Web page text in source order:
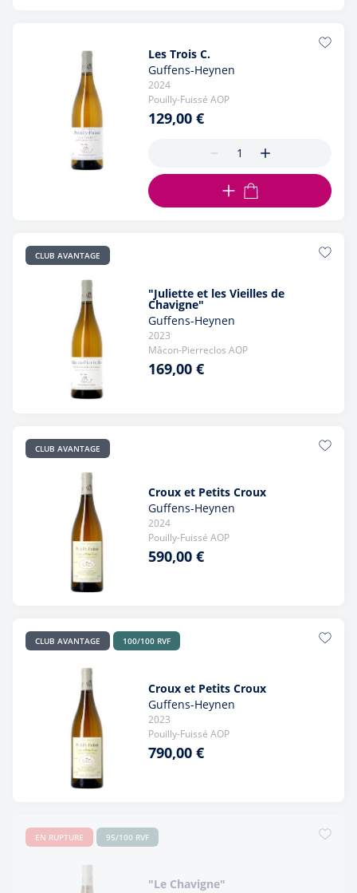
Les Trois C.
Guffens-Heynen
2024
Pouilly-Fuissé AOP
129,00 €
AJOUTER AU PANIER
CLUB AVANTAGE
"Juliette et les Vieilles de
Chavigne"
Guffens-Heynen
2023
Mâcon-Pierreclos AOP
169,00 €
CLUB AVANTAGE
Croux et Petits Croux
Guffens-Heynen
2024
Pouilly-Fuissé AOP
590,00 €
CLUB AVANTAGE 100/100 RVF
Croux et Petits Croux
Guffens-Heynen
2023
Pouilly-Fuissé AOP
790,00 €
EN RUPTURE 95/100 RVF
"Le Chavigne"